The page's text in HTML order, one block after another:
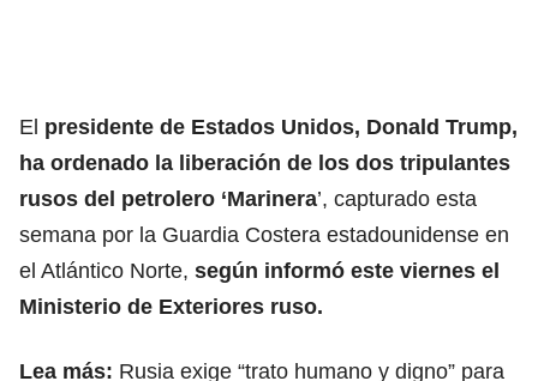
El presidente de Estados Unidos, Donald Trump,
ha ordenado la liberación de los dos tripulantes
rusos del petrolero ‘Marinera’, capturado esta
semana por la Guardia Costera estadounidense en
el Atlántico Norte, según informó este viernes el
Ministerio de Exteriores ruso.
Lea más: Rusia exige “trato humano y digno” para